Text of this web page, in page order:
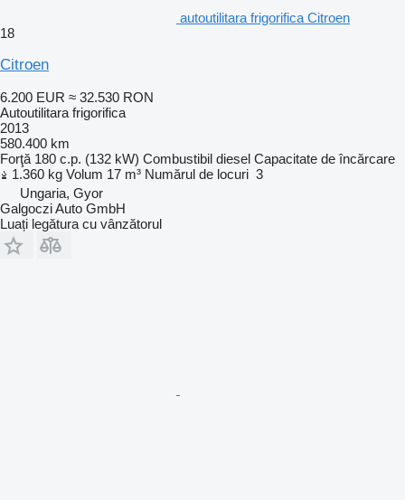
autoutilitara frigorifica Citroen
18
Citroen
6.200 EUR ≈ 32.530 RON
Autoutilitara frigorifica
2013
580.400 km
Forţă 180 c.p. (132 kW) Combustibil diesel Capacitate de încărcare
1.360 kg Volum 17 m³ Numărul de locuri 3
Ungaria, Gyor
Galgoczi Auto GmbH
Luați legătura cu vânzătorul